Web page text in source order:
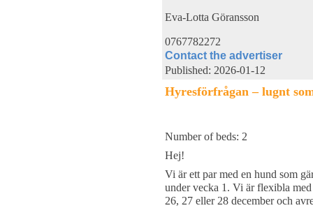
Eva-Lotta Göransson
0767782272
Contact the advertiser
Published: 2026-01-12
Hyresförfrågan – lugnt
Number of beds: 2
Hej!
Vi är ett par med en hund som
under vecka 1. Vi är flexibla
26, 27 eller 28 december och